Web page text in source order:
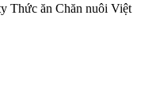
Thức ăn Chăn nuôi Việt